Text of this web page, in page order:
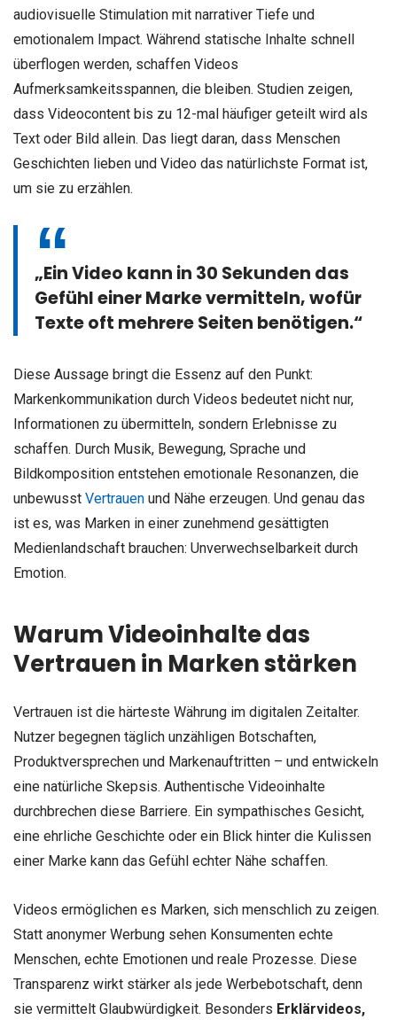
audiovisuelle Stimulation mit narrativer Tiefe und
emotionalem Impact. Während statische Inhalte schnell
überflogen werden, schaffen Videos
Aufmerksamkeitsspannen, die bleiben. Studien zeigen,
dass Videocontent bis zu 12-mal häufiger geteilt wird als
Text oder Bild allein. Das liegt daran, dass Menschen
Geschichten lieben und Video das natürlichste Format ist,
um sie zu erzählen.
„Ein Video kann in 30 Sekunden das
Gefühl einer Marke vermitteln, wofür
Texte oft mehrere Seiten benötigen.“
Diese Aussage bringt die Essenz auf den Punkt:
Markenkommunikation durch Videos bedeutet nicht nur,
Informationen zu übermitteln, sondern Erlebnisse zu
schaffen. Durch Musik, Bewegung, Sprache und
Bildkomposition entstehen emotionale Resonanzen, die
unbewusst Vertrauen und Nähe erzeugen. Und genau das
ist es, was Marken in einer zunehmend gesättigten
Medienlandschaft brauchen: Unverwechselbarkeit durch
Emotion.
Warum Videoinhalte das
Vertrauen in Marken stärken
Vertrauen ist die härteste Währung im digitalen Zeitalter.
Nutzer begegnen täglich unzähligen Botschaften,
Produktversprechen und Markenauftritten – und entwickeln
eine natürliche Skepsis. Authentische Videoinhalte
durchbrechen diese Barriere. Ein sympathisches Gesicht,
eine ehrliche Geschichte oder ein Blick hinter die Kulissen
einer Marke kann das Gefühl echter Nähe schaffen.
Videos ermöglichen es Marken, sich menschlich zu zeigen.
Statt anonymer Werbung sehen Konsumenten echte
Menschen, echte Emotionen und reale Prozesse. Diese
Transparenz wirkt stärker als jede Werbebotschaft, denn
sie vermittelt Glaubwürdigkeit. Besonders Erklärvideos,